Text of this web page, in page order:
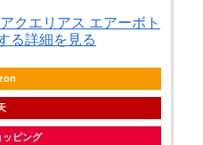
クエリアス エアーボト
る詳細を見る
ピング